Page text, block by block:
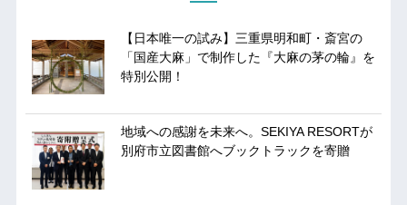
【日本唯一の試み】三重県明和町・斎宮の
「国産大麻」で制作した『大麻の茅の輪』を
特別公開！
地域への感謝を未来へ。SEKIYA RESORTが
別府市立図書館へブックトラックを寄贈